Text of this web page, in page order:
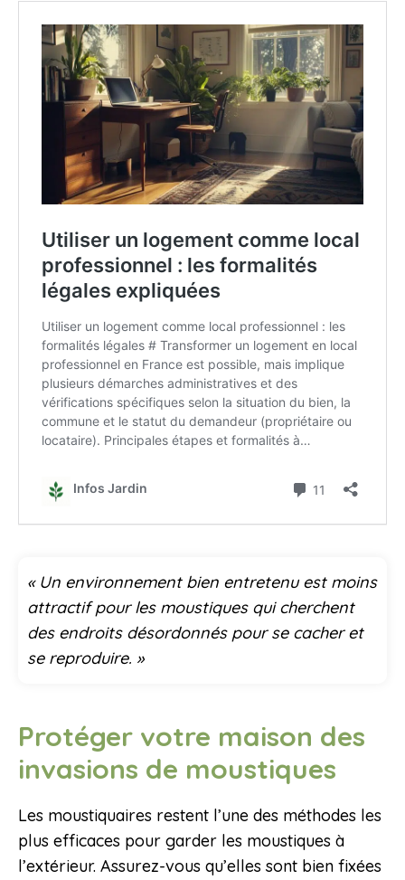
« Un environnement bien entretenu est moins
attractif pour les moustiques qui cherchent
des endroits désordonnés pour se cacher et
se reproduire. »
Protéger votre maison des
invasions de moustiques
Les moustiquaires restent l’une des méthodes les
plus efficaces pour garder les moustiques à
l’extérieur. Assurez-vous qu’elles sont bien fixées